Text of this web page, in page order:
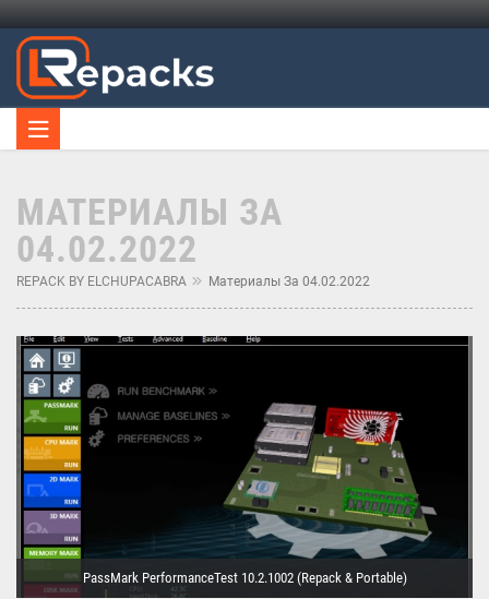
МАТЕРИАЛЫ ЗА
04.02.2022
REPACK BY ELCHUPACABRA Материалы За 04.02.2022
PassMark PerformanceTest 10.2.1002 (Repack & Portable)